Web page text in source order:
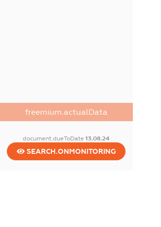
freemium.actualData
document.dueToDate13.08.24
SEARCH.ONMONITORING